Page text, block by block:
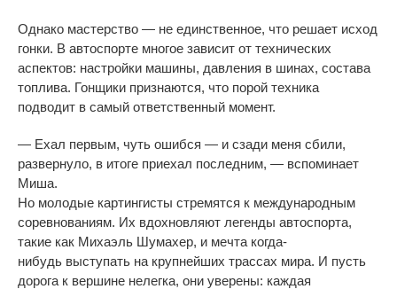
Однако мастерство — не единственное, что решает исход
гонки. В автоспорте многое зависит от технических
аспектов: настройки машины, давления в шинах, состава
топлива. Гонщики признаются, что порой техника
подводит в самый ответственный момент.
— Ехал первым, чуть ошибся — и сзади меня сбили,
развернуло, в итоге приехал последним, — вспоминает
Миша.
Но молодые картингисты стремятся к международным
соревнованиям. Их вдохновляют легенды автоспорта,
такие как Михаэль Шумахер, и мечта когда-
нибудь выступать на крупнейших трассах мира. И пусть
дорога к вершине нелегка, они уверены: каждая